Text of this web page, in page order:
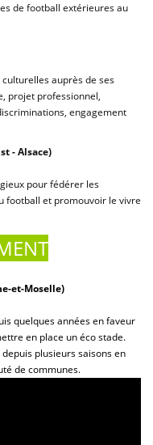
de football extérieures au
auprès de ses
projet professionnel,
engagement
- Alsace)
pour fédérer les
football et promouvoir le vivre
et-Moselle)
quelques années en faveur
en place un éco stade.
plusieurs saisons en
de communes.